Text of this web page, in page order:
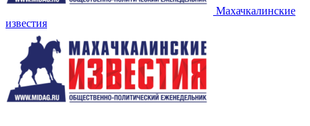
Махачкалинские
известия